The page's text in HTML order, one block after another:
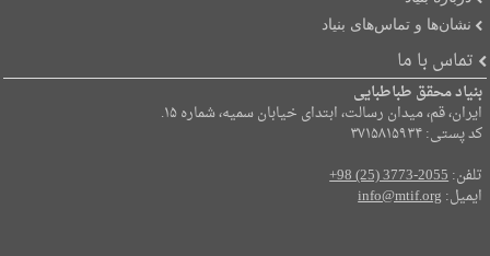
نشان‌ها و تماس‌های بنیاد
تماس با ما
بنیاد محقق طباطبایی
ایران، قم، میدان رسالت، ابتدای خیابان سمیه، شماره ۱۵.
کد پستی: ۳۷۱۵۸۱۵۹۳۴
تلفن:+98 (25) 3773-2055
ایمیل:info@mtif.org